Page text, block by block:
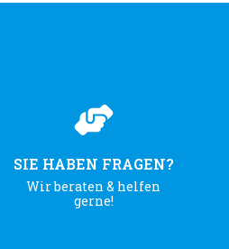
SIE HABEN FRAGEN?
Wir beraten & helfen
gerne!